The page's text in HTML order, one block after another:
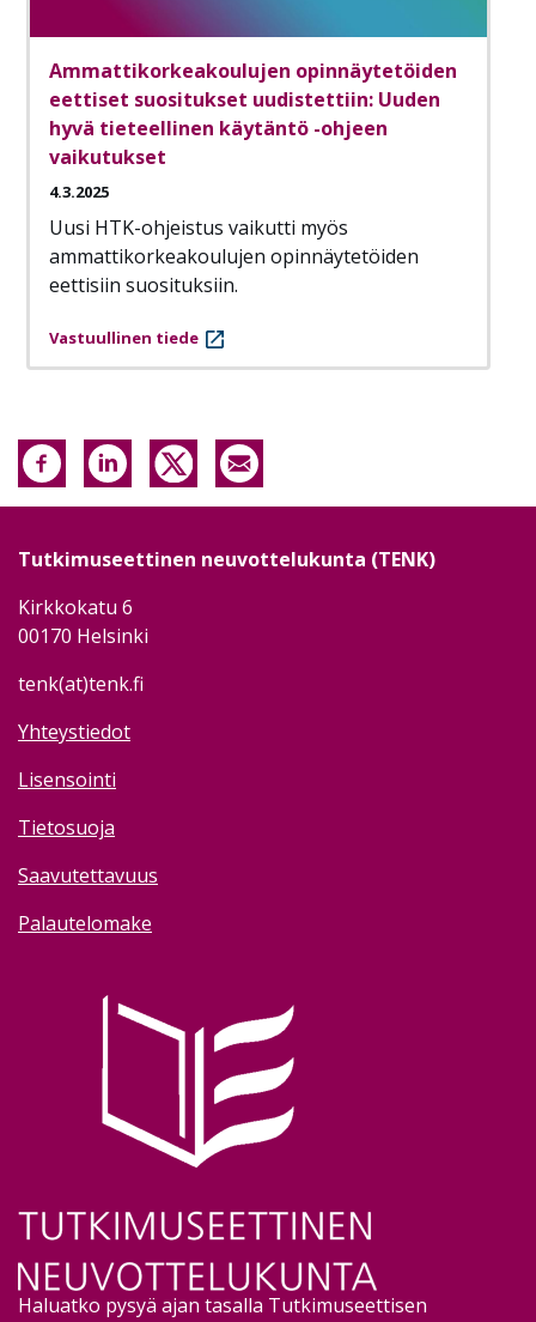
Ammattikorkeakoulujen opinnäytetöiden
eettiset suositukset uudistettiin: Uuden
hyvä tieteellinen käytäntö -ohjeen
vaikutukset
4.3.2025
Uusi HTK-ohjeistus vaikutti myös
ammattikorkeakoulujen opinnäytetöiden
eettisiin suosituksiin.
Vastuullinen tiede
Tutkimuseettinen neuvottelukunta (TENK)
Kirkkokatu 6
00170 Helsinki
tenk(at)tenk.fi
Yhteystiedot
Lisensointi
Tietosuoja
Saavutettavuus
Palautelomake
Haluatko pysyä ajan tasalla Tutkimuseettisen